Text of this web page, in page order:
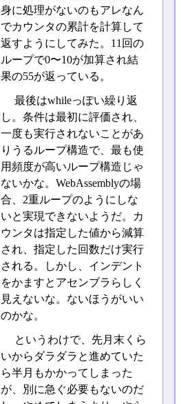
身に処理がないのもアレなん
でカウンタの累計を計算して
返すようにしてみた。11回の
ループで0〜10が加算され結
果の55が返っている。
最後はwhileっぽい繰り返
し。条件は最初に評価され、
一度も実行されないことがあ
りうるループ構造で、最も使
用頻度が高いループ構造じゃ
ないかな。WebAssemblyの場
合、2重ループのようにしな
いと実現できないようだ。カ
ウンタは指定した値から減算
され、指定した回数だけ実行
される。しかし、インデント
をかますとアセンブラらしく
見えないな。ないほうがいい
のかな。
というわけで、先月末くら
いからダラダラと進めていた
ら半月もかかってしまった
が、別に急ぐ必要もないのだ